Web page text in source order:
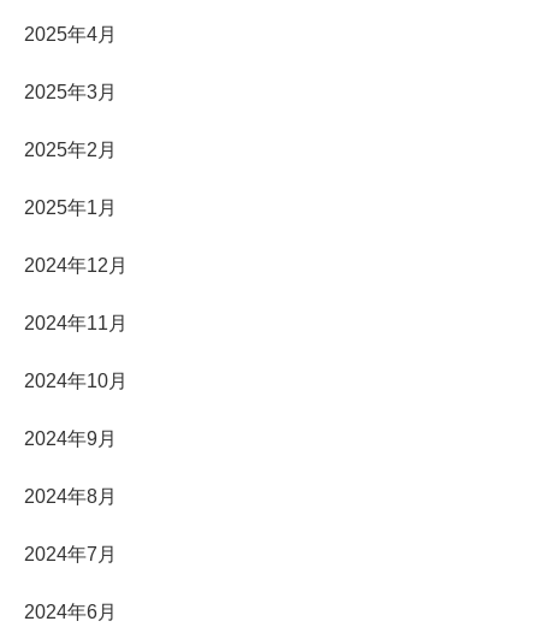
2025年4月
2025年3月
2025年2月
2025年1月
2024年12月
2024年11月
2024年10月
2024年9月
2024年8月
2024年7月
2024年6月